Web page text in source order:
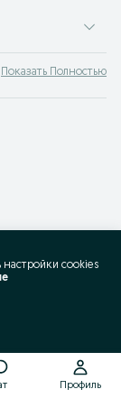
Показать Полностью
Профиль
настройки cookies